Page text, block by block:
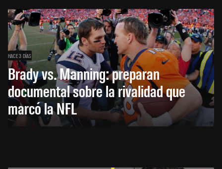
HACE 3 DÍAS
Brady vs. Manning: preparan
documental sobre la rivalidad que
marcó la NFL